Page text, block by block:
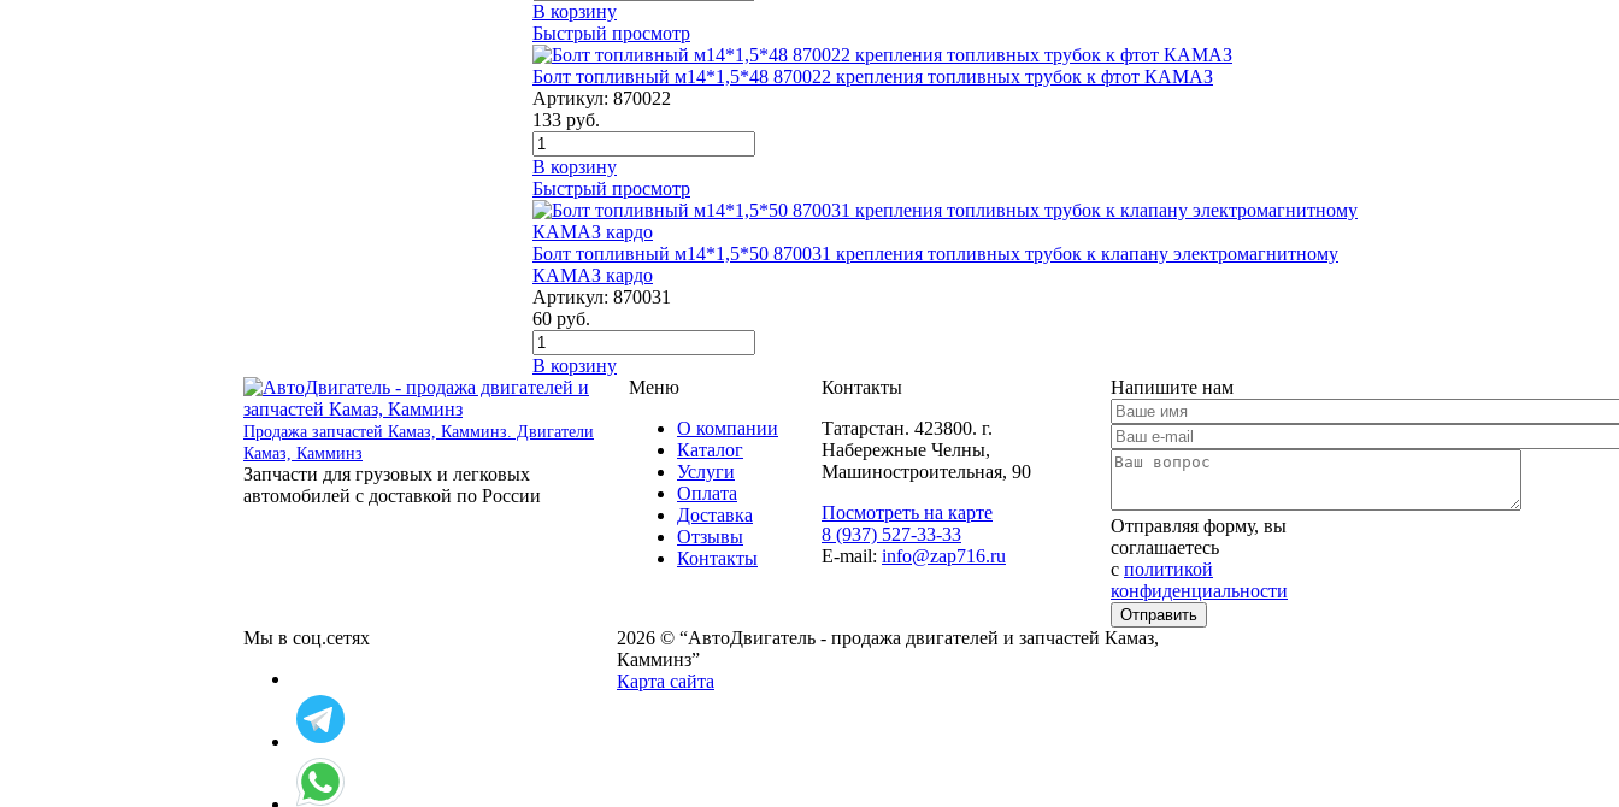
В корзину
Быстрый просмотр
Болт топливный м14*1,5*48 870022 крепления топливных трубок к фтот КАМАЗ
Артикул: 870022
133 руб.
В корзину
Быстрый просмотр
Болт топливный м14*1,5*50 870031 крепления топливных трубок к клапану электромагнитному
КАМАЗ кардо
Артикул: 870031
60 руб.
В корзину
Продажа запчастей Камаз, Камминз. Двигатели
Камаз, Камминз
Запчасти для грузовых и легковых
автомобилей с доставкой по России
Меню
О компании
Каталог
Услуги
Оплата
Доставка
Отзывы
Контакты
Контакты
Татарстан. 423800. г.
Набережные Челны,
Машиностроительная, 90
Посмотреть на карте
8 (937) 527-33-33
E-mail: info@zap716.ru
Напишите нам
Отправляя форму, вы
соглашаетесь
c политикой
конфиденциальности
Мы в соц.сетях
2026 © “АвтоДвигатель - продажа двигателей и запчастей Камаз,
Камминз”
Карта сайта